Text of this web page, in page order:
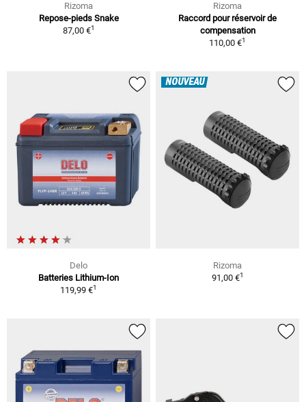
Rizoma
Repose-pieds Snake
87,00 €1
Rizoma
Raccord pour réservoir de
compensation
110,00 €1
Delo
Batteries Lithium-Ion
119,99 €1
NOUVEAU
Rizoma
91,00 €1